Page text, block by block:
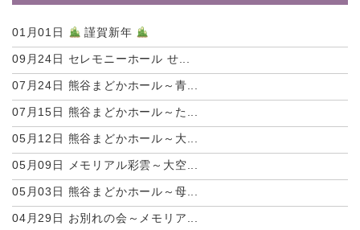
01月01日 謹賀新年
09月24日 セレモニーホール せ...
07月24日 熊谷まどかホール～青...
07月15日 熊谷まどかホール～た...
05月12日 熊谷まどかホール～大...
05月09日 メモリアル彩雲～大空...
05月03日 熊谷まどかホール～母...
04月29日 お別れの会～メモリア...